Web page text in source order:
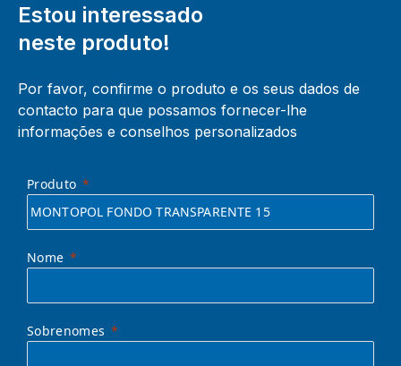
Estou interessado
neste produto!
Por favor, confirme o produto e os seus dados de
contacto para que possamos fornecer-lhe
informações e conselhos personalizados
Produto
Nome
Sobrenomes